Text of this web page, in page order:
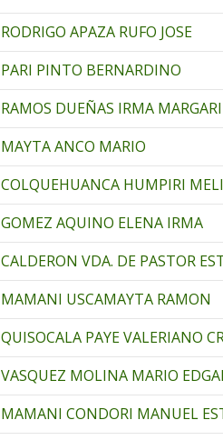
RODRIGO APAZA RUFO JOSE
PARI PINTO BERNARDINO
RAMOS DUEÑAS IRMA
MAYTA ANCO MARIO
COLQUEHUANCA HUMPIRI
GOMEZ AQUINO ELENA IRMA
CALDERON VDA. DE PASTOR
MAMANI USCAMAYTA RAMON
QUISOCALA PAYE VALERIANO
VASQUEZ MOLINA MARIO
MAMANI CONDORI MANUEL